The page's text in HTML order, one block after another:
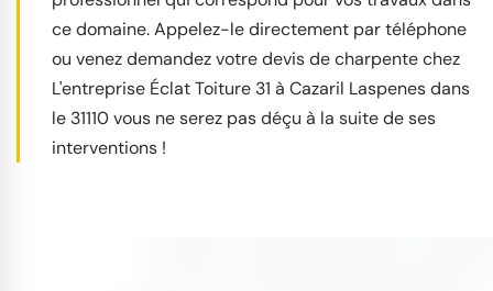
ce domaine. Appelez-le directement par téléphone
ou venez demandez votre devis de charpente chez
L'entreprise Éclat Toiture 31 à Cazaril Laspenes dans
le 31110 vous ne serez pas déçu à la suite de ses
interventions !